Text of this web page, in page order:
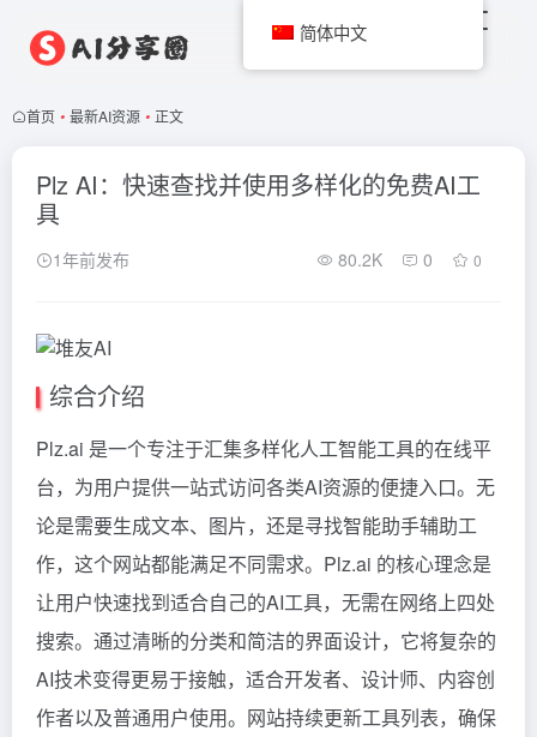
首页 • 最新AI资源 • 正文
Plz AI：快速查找并使用多样化的免费AI工
具
1年前发布 80.2K 0 0
综合介绍
Plz.ai 是一个专注于汇集多样化人工智能工具的在线平
台，为用户提供一站式访问各类AI资源的便捷入口。无
论是需要生成文本、图片，还是寻找智能助手辅助工
作，这个网站都能满足不同需求。Plz.ai 的核心理念是
让用户快速找到适合自己的AI工具，无需在网络上四处
搜索。通过清晰的分类和简洁的界面设计，它将复杂的
AI技术变得更易于接触，适合开发者、设计师、内容创
作者以及普通用户使用。网站持续更新工具列表，确保
简体中文